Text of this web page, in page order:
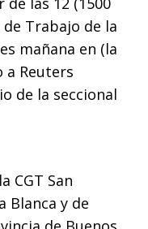
Trabajo de la
mañana en (la
a Reuters
de la seccional
CGT San
Blanca y de